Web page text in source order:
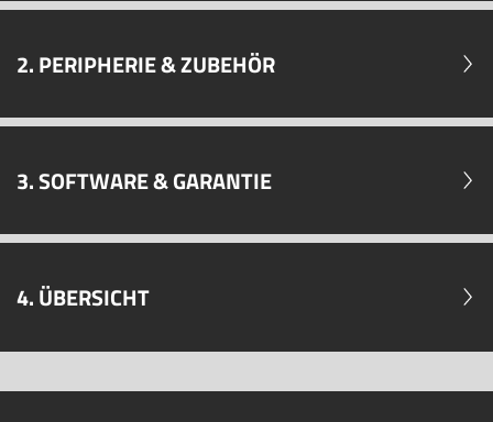
2. PERIPHERIE & ZUBEHÖR
3. SOFTWARE & GARANTIE
4. ÜBERSICHT